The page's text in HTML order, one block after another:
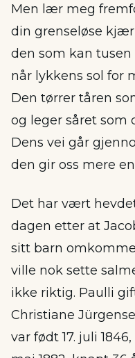
Men lær meg
din grenseløse
den som kan
når lykkens sol for
Den tørrer tåren
og leger såret som
Dens vei går
den gir oss mere
Det har vært
dagen etter at
sitt barn
ville nok sette
ikke riktig. Paulli
Christiane
var født 17. juli